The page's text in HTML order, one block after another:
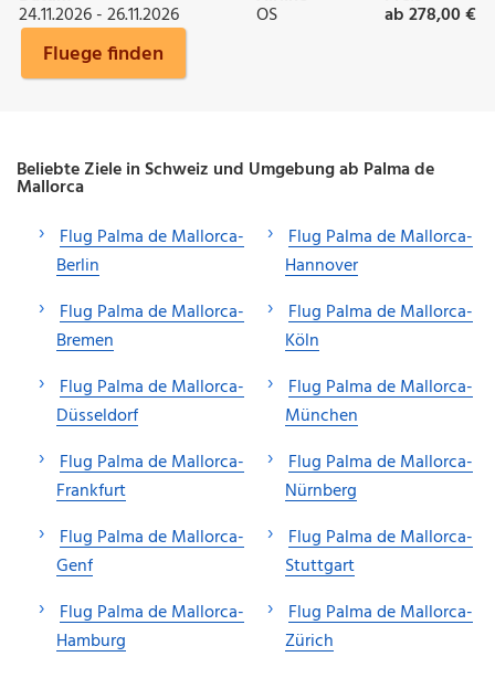
24.11.2026 - 26.11.2026 OS ab 278,00 €
Fluege finden
Beliebte Ziele in Schweiz und Umgebung ab Palma de
Mallorca
Flug Palma de Mallorca-
Berlin
Flug Palma de Mallorca-
Bremen
Flug Palma de Mallorca-
Düsseldorf
Flug Palma de Mallorca-
Frankfurt
Flug Palma de Mallorca-
Genf
Flug Palma de Mallorca-
Hamburg
Flug Palma de Mallorca-
Hannover
Flug Palma de Mallorca-
Köln
Flug Palma de Mallorca-
München
Flug Palma de Mallorca-
Nürnberg
Flug Palma de Mallorca-
Stuttgart
Flug Palma de Mallorca-
Zürich